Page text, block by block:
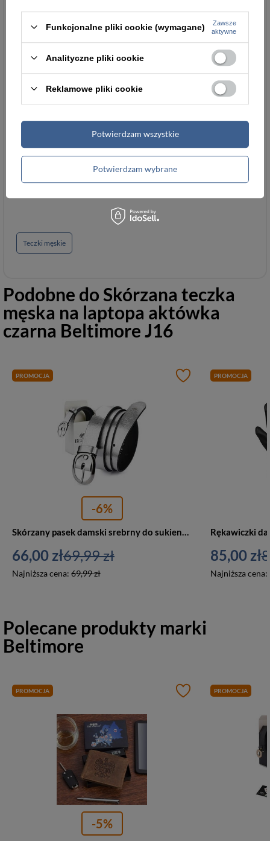
Mieści laptopa
15,6
15
Parametry
Parametry bezpieczeństwa
Podmiot odpowiedzialny
za ten produkt na terenie
Łukasz Turyk
importEU
Teczki męskie
Podobne doSkórzana teczka
męska na laptopa aktówka
czarna Beltimore J16
PROMOCJA
-6%
Skórzany pasek damski srebrny do sukienki Beltimore U48
66,00 zł
Najniższa cena: 69,99 zł
69,99 zł
PROMOCJA
85,00 zł
Najniższa cena:
Polecane produkty marki
Beltimore
PROMOCJA
-5%
PROMOCJA
Funkcjonalne pliki cookie (wymagane)
Zawsze
aktywne
Analityczne pliki cookie
Reklamowe pliki cookie
Potwierdzam wybrane
Potwierdzam wszystkie